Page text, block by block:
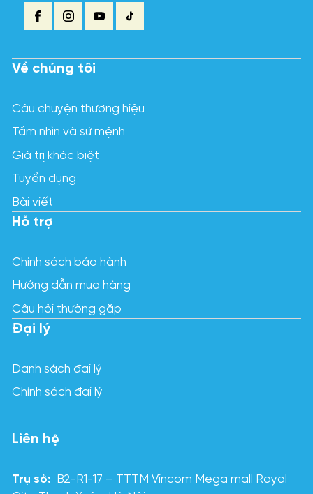
Về chúng tôi
Câu chuyện thương hiệu
Tầm nhìn và sứ mệnh
Giá trị khác biệt
Tuyển dụng
Bài viết
Hỗ trợ
Chính sách bảo hành
Hướng dẫn mua hàng
Câu hỏi thường gặp
Đại lý
Danh sách đại lý
Chính sách đại lý
Liên hệ
Trụ sở: B2-R1-17 – TTTM Vincom Mega mall Royal